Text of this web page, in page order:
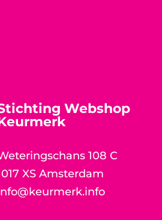
Webshop
108 C
XS Amsterdam